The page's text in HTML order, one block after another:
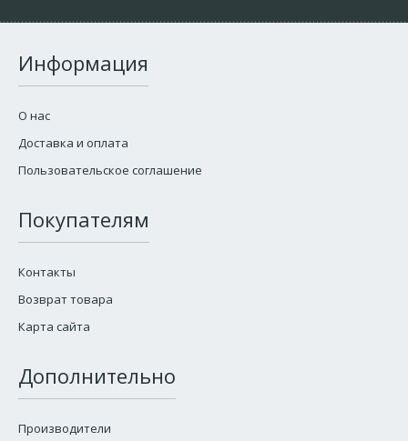
Информация
О нас
Доставка и оплата
Пользовательское соглашение
Покупателям
Контакты
Возврат товара
Карта сайта
Дополнительно
Производители